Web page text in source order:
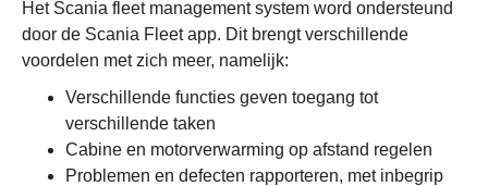
Het Scania fleet management system word ondersteund
door de Scania Fleet app. Dit brengt verschillende
voordelen met zich meer, namelijk:
Verschillende functies geven toegang tot
verschillende taken
Cabine en motorverwarming op afstand regelen
Problemen en defecten rapporteren, met inbegrip